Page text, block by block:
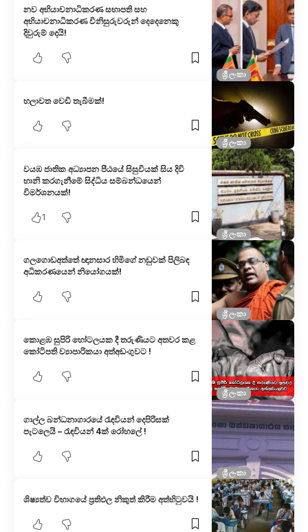
ශ්‍රී ලංකා
නව අභියාචනාධිකරණ සභාපති සහ
අභියාචනාධිකරණ විනිසුරුවරුන් දෙදෙනෙකු
දිවුරුම් දෙයි!
ශ්‍රී ලංකා
හලාවත වෙඩි තැබීමක්!
ශ්‍රී ලංකා
වයඹ ජාතික අධ්‍යාපන පීඨයේ සිසුවියක් සිය දිවි
හානි කරගැනීමේ සිද්ධිය සම්බන්ධයෙන්
විමර්ශනයක්!
1
ශ්‍රී ලංකා
ගලගොඩඅත්තේ ඥානසාර හිමිගේ නඩුවක් පිලිබඳ
අධිකරණයෙන් නියෝගයක්!
ශ්‍රී ලංකා
කොළඹ සුපිරි හෝටලයක දී තරුණියට අතවර කළ
කෝටිපති ව්‍යාපාරිකයා අත්අඩංගුවට !
ශ්‍රී ලංකා
ගාල්ල බන්ධනාගාරයේ රැඳවියන් දෙපිරිසක්
පැටලෙයි – රැඳවියන් 4ක් රෝහලේ !
ශිෂ්‍යත්ව විභාගයේ ප්‍රතිඵල නිකුත් කිරීම අත්හිටුවයි !